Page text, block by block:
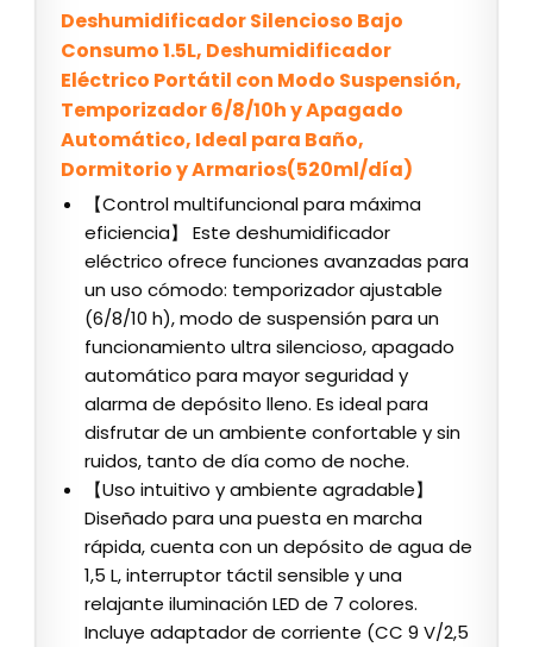
Deshumidificador Silencioso Bajo
Consumo 1.5L, Deshumidificador
Eléctrico Portátil con Modo Suspensión,
Temporizador 6/8/10h y Apagado
Automático, Ideal para Baño,
Dormitorio y Armarios(520ml/día)
【Control multifuncional para máxima
eficiencia】 Este deshumidificador
eléctrico ofrece funciones avanzadas para
un uso cómodo: temporizador ajustable
(6/8/10 h), modo de suspensión para un
funcionamiento ultra silencioso, apagado
automático para mayor seguridad y
alarma de depósito lleno. Es ideal para
disfrutar de un ambiente confortable y sin
ruidos, tanto de día como de noche.
【Uso intuitivo y ambiente agradable】
Diseñado para una puesta en marcha
rápida, cuenta con un depósito de agua de
1,5 L, interruptor táctil sensible y una
relajante iluminación LED de 7 colores.
Incluye adaptador de corriente (CC 9 V/2,5